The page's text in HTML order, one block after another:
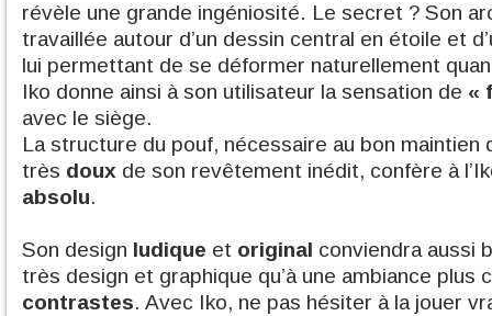
révèle une grande ingéniosité. Le secret ? Son
travaillée autour d’un dessin central en étoile et
lui permettant de se déformer naturellement
Iko donne ainsi à son utilisateur la sensation de «
avec le siège.
La structure du pouf, nécessaire au bon maintien
très doux de son revêtement inédit, confère à
absolu.
Son design ludique et original conviendra aussi
très design et graphique qu’à une ambiance plus
contrastes. Avec Iko, ne pas hésiter à la jouer